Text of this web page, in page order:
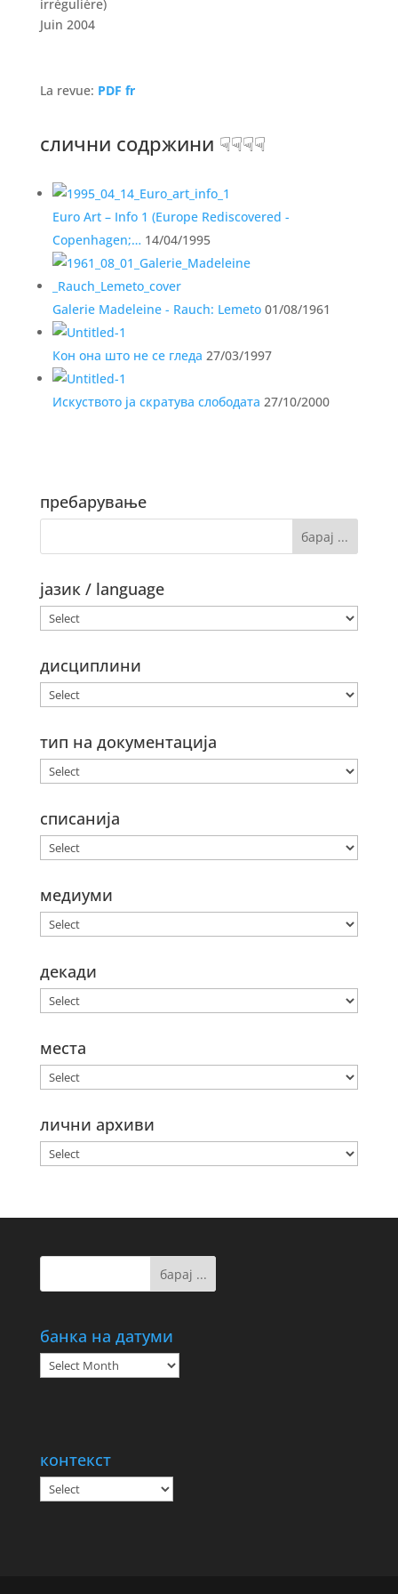
irrégulière)
Juin 2004
La revue: PDF fr
слични содржини ☟☟☟☟
Euro Art – Info 1 (Europe Rediscovered -
Copenhagen;… 14/04/1995
Galerie Madeleine - Rauch: Lemeto01/08/1961
Кон она што не се гледа 27/03/1997
Искуството ја скратува слободата 27/10/2000
пребарување
јазик / language
дисциплини
тип на документација
списанија
медиуми
декади
места
лични архиви
банка на датуми
банка
на
контекст